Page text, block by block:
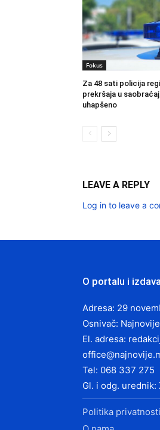
Fokus
Za 48 sati policija
prekršaja u
uhapšeno
LEAVE A REPLY
Log in to leave a
O portalu i
Adresa: 29
Osnivač:
El. adresa:
Tel: 068 337 275
Gl. i odg. urednik:
Politika privatnosti